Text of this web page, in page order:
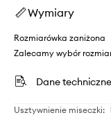
Wymiary
Rozmiarówka zaniżona
Zalecamy wybór
Dane techniczne
Usztywnienie miseczki: